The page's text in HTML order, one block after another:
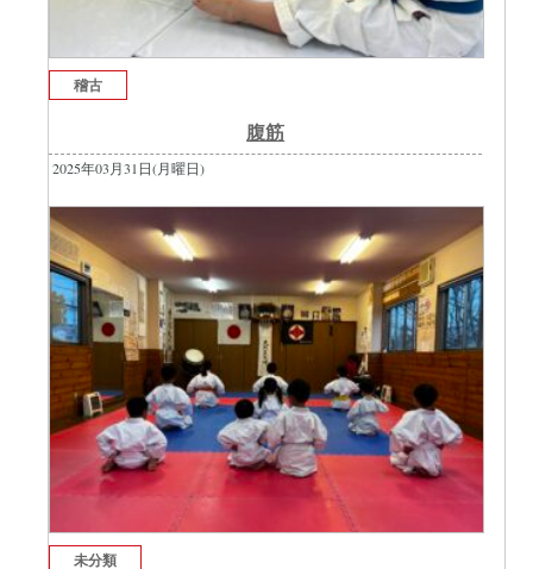
稽古
腹筋
2025年03月31日(月曜日)
未分類